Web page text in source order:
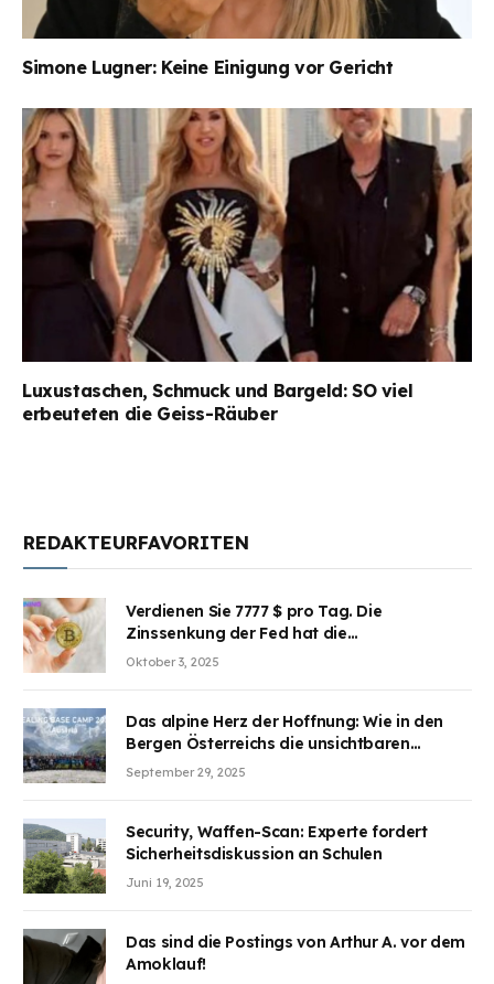
Simone Lugner: Keine Einigung vor Gericht
Luxustaschen, Schmuck und Bargeld: SO viel
erbeuteten die Geiss-Räuber
REDAKTEURFAVORITEN
Verdienen Sie 7777 $ pro Tag. Die
Zinssenkung der Fed hat die
Aufmerksamkeit des Marktes erregt.
Oktober 3, 2025
Das alpine Herz der Hoffnung: Wie in den
Bergen Österreichs die unsichtbaren
Wunden des Kriegesheilen
September 29, 2025
Security, Waffen-Scan: Experte fordert
Sicherheitsdiskussion an Schulen
Juni 19, 2025
Das sind die Postings von Arthur A. vor dem
Amoklauf!